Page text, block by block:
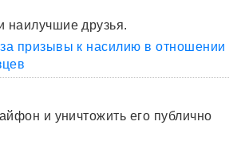
наилучшие друзья.
призывы к насилию в отношении
и уничтожить его публично